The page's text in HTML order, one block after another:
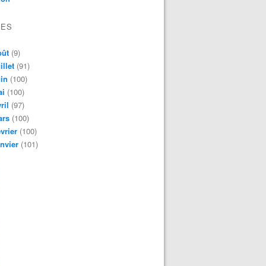
(9)
(91)
(100)
(100)
(97)
(100)
(100)
(101)